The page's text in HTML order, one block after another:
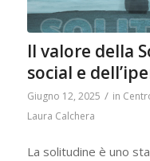
Il valore della
social e
Giugno 12, 2025 / in
Laura Calchera
La solitudine è uno